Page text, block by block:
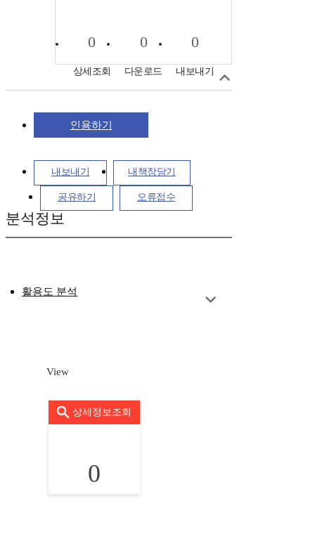
0
상세조회
0
다운로드
0
내보내기
인용하기
내보내기 내책장담기
공유하기 오류접수
분석정보
활용도 분석
View
상세정보조회
0